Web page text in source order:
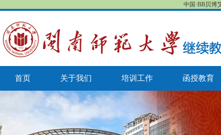
中国·BB贝博
首页 关于我们 培训工作 函授教育